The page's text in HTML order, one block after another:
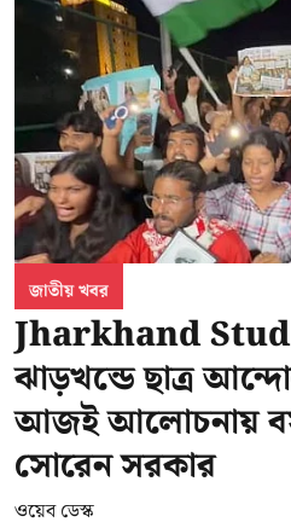
জাতীয় খবর
Jharkhand
ঝাড়খন্ডে ছাত্র
আজই আলোচনায়
সোরেন সরকার
ওয়েব ডেস্ক